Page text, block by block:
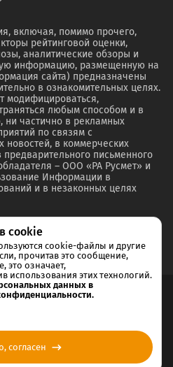
включая, помимо прочего,
рейтинговой оценки,
аналитические обзоры и
информацию, размещенную на
сайта) предназначены
в ознакомительных целях.
модифицироваться,
любым способом и в
частично в рекламных
по связям с
новостей, в коммерческих
предварительного письменного
– ООО «РА Русмет» и
Информации в
и в незаконных целях
персональных данных
cookie
cookie-файлы и другие
прочитав это сообщение,
это означает,
использования этих технологий.
данных в
согласен